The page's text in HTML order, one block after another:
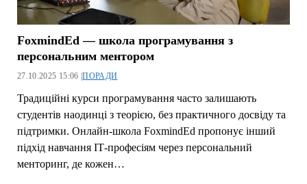
FoxmindEd — школа програмування з
персональним ментором
27.10.2025 15:06 |ПОРАДИ
Традиційні курси програмування часто залишають
студентів наодинці з теорією, без практичного досвіду та
підтримки. Онлайн-школа FoxmindEd пропонує інший
підхід навчання ІТ-професіям через персональний
менторинг, де кожен…